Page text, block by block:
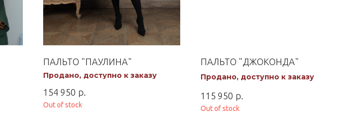
ПАЛЬТО "ПАУЛИНА"
Продано, доступно к заказу
154 950 р.
Out of stock
ПАЛЬТО "ДЖОКОНДА"
Продано, доступно к заказу
115 950 р.
Out of stock